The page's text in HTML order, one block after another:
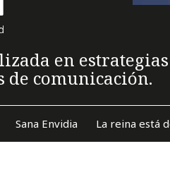
en
comunicación.
Sana Envidia La reina está